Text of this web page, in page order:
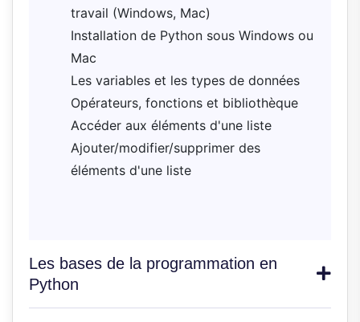
travail (Windows, Mac)
Installation de Python sous Windows ou
Mac
Les variables et les types de données
Opérateurs, fonctions et bibliothèque
Accéder aux éléments d'une liste
Ajouter/modifier/supprimer des
éléments d'une liste
Les bases de la programmation en
Python